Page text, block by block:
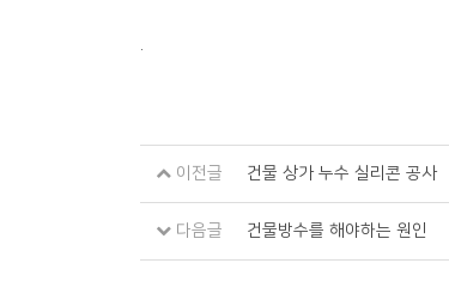
.
이전글 건물 상가 누수 실리콘 공사
다음글 건물방수를 해야하는 원인